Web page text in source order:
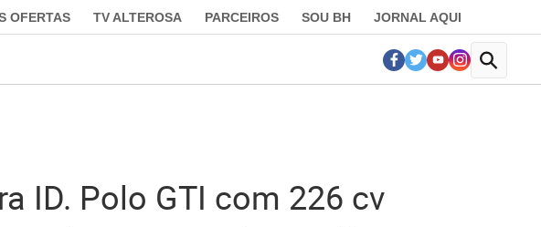
OFERTAS TV ALTEROSA PARCEIROS SOU BH JORNAL AQUI
ID. Polo GTI com 226 cv